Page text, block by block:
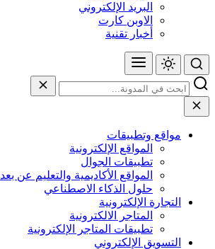
البريد الإلكتروني
الاوبن كارت
أخبار تقنية
مواقع وتطبيقات
المواقع الإلكترونية
تطبيقات الجوال
المواقع الأكاديمية والتعليم عن بعد
حلول الذكاء الاصطناعي
التجارة الإلكترونية
المتاجر الالكترونية
تطبيقات المتاجر الإلكترونية
التسويق الإلكتروني